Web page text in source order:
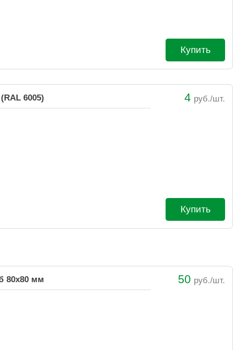
Купить
6005) 4 руб./шт.
Купить
80х80 мм 50 руб./шт.